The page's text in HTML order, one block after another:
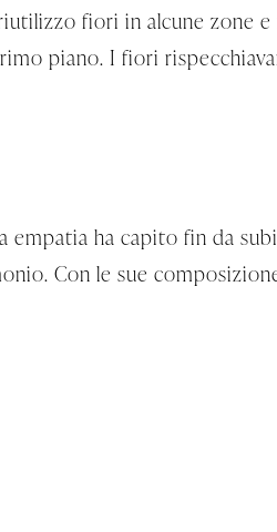
fiori in alcune zone
piano. I fiori
ha capito fin da
Con le sue